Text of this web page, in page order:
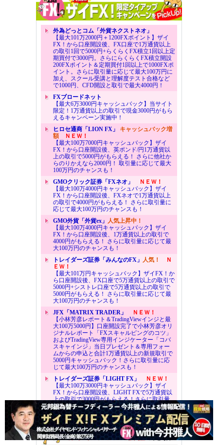
外為どっとコム「外貨ネクストネオ」
【最大101万2000円＋1200FXポイント】ザイ
FX！から口座開設後、FX口座で1万通貨以上
の取引1回で5000円+らくらくFX積立1回以上定
期買付で3000円。さらにらくらくFX積立開設
200FXポイント＆定期買付1回以上で1000FXポ
イント。さらに取引量に応じて最大100万円に
加え、スクール受講と理解度テスト合格など
で1000円、CFD開設と取引で最大4000円！
FXブロードネット
【最大6万3000円キャッシュバック】当サイト
限定！1万通貨以上の取引で現金3000円がもら
えるキャンペーン実施中！
ヒロセ通商「LION FX」 キャッシュバック増
額ＮＥＷ！
【最大100万7000円キャッシュバック】ザイ
FX！から口座開設後、英ポンド/円1万通貨以
上の取引で5000円がもらえる！ さらに他社か
らのりかえなら2000円！ 取引量に応じて最大
100万円のチャンスも！
GMOクリック証券「FXネオ」
ＮＥＷ！
【最大100万4000円キャッシュバック】ザイ
FX！から口座開設後、FXネオで1万通貨以上
の取引で4000円がもらえる！ さらに取引量に
応じて最大100万円のチャンスも！
GMO外貨「外貨ex」 人気上昇中！
【最大100万4000円キャッシュバック】ザイ
FX！から口座開設後、1万通貨以上の取引で
4000円がもらえる！ さらに取引量に応じて最
大100万円のチャンスも！
トレイダーズ証券「みんなのFX」 人気！
Ｎ
ＥＷ！
【最大101万円キャッシュバック】ザイFX！か
ら口座開設後、FX口座で5万通貨以上の取引で
5000円+シストレ口座で5万通貨以上の取引で
5000円がもらえる！ さらに取引量に応じて最
大100万円のチャンスも！
JFX「MATRIX TRADER」
ＮＥＷ！
【小林芳彦レポート＆TradingViewインジと最
大100万5000円】口座開設完了で小林芳彦オリ
ジナルレポート「FXスキャルピングのコツ」
およびTradingView専用インジケーター「コバ
スキャインジ」当日プレゼント＆専用フォー
ムからの申込と合計1万通貨以上の新規取引で
5000円キャッシュバック！さらに取引量に応
じて最大100万円のチャンスも！
トレイダーズ証券「LIGHT FX」
ＮＥＷ！
【最大100万3000円キャッシュバック】ザイ
FX！から口座開設後、LIGHT FXで5万通貨以
上の取引で3000円がもらえる！さらに取引量
に応じて最大100万円のチャンスも！